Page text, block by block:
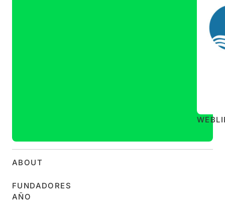
WEB
ABOUT
FUNDADORES
AÑO